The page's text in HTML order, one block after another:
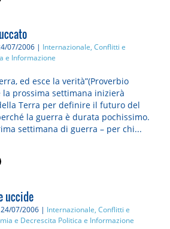
07/2006 | Internazionale, Conflitti e
e Informazione
ed esce la verità”(Proverbio
la prossima settimana inizierà
Terra per definire il futuro del
la guerra è durata pochissimo.
settimana di guerra – per chi...
uccide
07/2006 | Internazionale, Conflitti e
e Decrescita Politica e Informazione